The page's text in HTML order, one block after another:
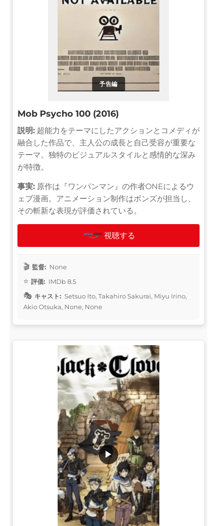
予告編
Mob Psycho 100 (2016)
説明: 超能力をテーマにしたアクションとコメディが
融合した作品で、主人公の成長と自己受容が重要な
テーマ。独特のビジュアルスタイルと感情的な深み
が特徴。
事実: 原作は『ワンパンマン』の作者ONEによるウ
ェブ漫画。アニメーション制作はボンズが担当し、
その斬新な表現が評価されている。
視聴する
監督: None
評価: IMDb 8.5
キャスト: Setsuo Ito, Takahiro Sakurai, Miyu Irino,
Akio Otsuka, None, None
▶